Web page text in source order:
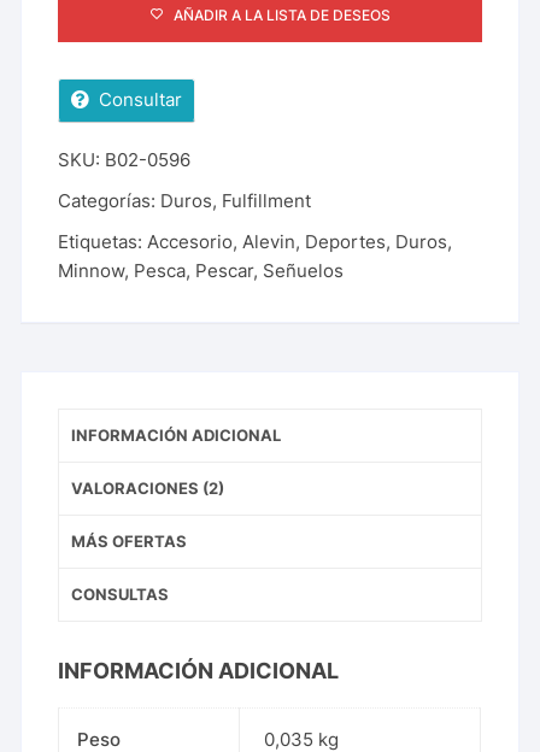
AÑADIR A LA LISTA DE DESEOS
Consultar
SKU: B02-0596
Categorías: Duros, Fulfillment
Etiquetas: Accesorio, Alevin, Deportes, Duros,
Minnow, Pesca, Pescar, Señuelos
INFORMACIÓN ADICIONAL
VALORACIONES (2)
MÁS OFERTAS
CONSULTAS
INFORMACIÓN ADICIONAL
Peso 0,035 kg